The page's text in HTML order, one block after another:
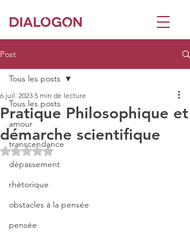
Post
Tous les posts
amour
transcendance
dépassement
rhétorique
obstacles à la pensée
pensée
Tous les posts
Pratique Philosophique et
démarche scientifique
6 juil. 2023 5 min de lecture
Noté NaN étoiles sur 5.